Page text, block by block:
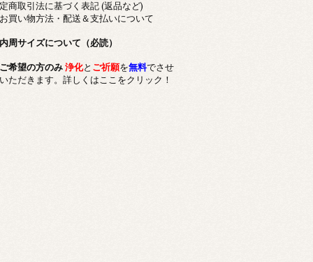
商取引法に基づく表記 (返品など)
買い物方法・配送＆支払いについて
周サイズについて（必読）
希望の方のみ浄化と ご祈願を無料でさせ
ただきます。詳しくはここをクリック！